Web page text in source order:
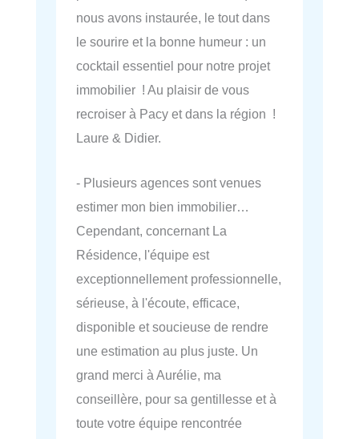
nous avons instaurée, le tout dans
le sourire et la bonne humeur : un
cocktail essentiel pour notre projet
immobilier ! Au plaisir de vous
recroiser à Pacy et dans la région !
Laure & Didier.
- Plusieurs agences sont venues
estimer mon bien immobilier…
Cependant, concernant La
Résidence, l'équipe est
exceptionnellement professionnelle,
sérieuse, à l'écoute, efficace,
disponible et soucieuse de rendre
une estimation au plus juste. Un
grand merci à Aurélie, ma
conseillère, pour sa gentillesse et à
toute votre équipe rencontrée